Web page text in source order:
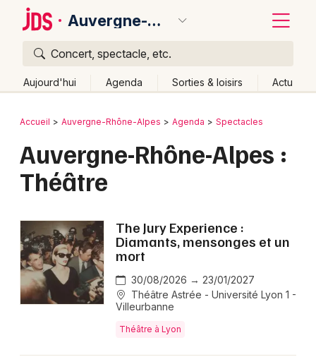
Auvergne-Rhône-Alpes
Concert, spectacle, etc.
Aujourd'hui Agenda Sorties & loisirs Actu
Publier un événement
Activité & Expérience
Manifestations
Bordeaux
Colmar
Lyon
Marseille
Mulhouse
Retour
Accueil Auvergne-Rhône-Alpes Agenda Spectacles
Auvergne-Rhône-Alpes :
Théâtre
The Jury Experience :
Diamants, mensonges et un
mort
30/08/2026 → 23/01/2027
Théâtre Astrée - Université Lyon 1 -
Villeurbanne
Théâtre à Lyon
Quoi ?
Où ?
Changer de lieu
Quand ?